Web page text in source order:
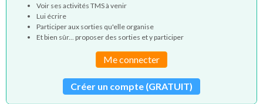
Voir ses activités TMS à venir
Lui écrire
Participer aux sorties qu'elle organise
Et bien sûr... proposer des sorties et y participer
Me connecter
Créer un compte (GRATUIT)